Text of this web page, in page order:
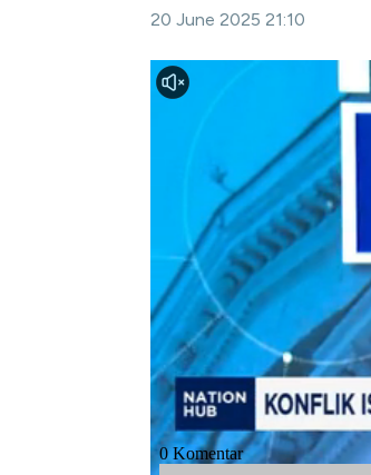
20 June 2025 21:10
Jakarta, CNBC Indonesia
dan Iran. Pemimpinnya
memperingatkan hizbullah
Selengkapnya dalam
Bagikan:
#lebanon #hizbullah